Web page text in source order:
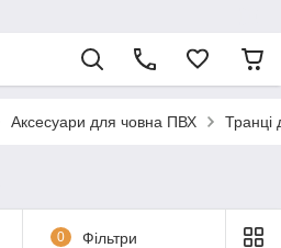
Аксесуари для човна ПВХ Транці
0 Фільтри